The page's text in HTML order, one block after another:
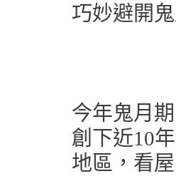
巧妙避開
今年鬼月
創下近10
地區，看